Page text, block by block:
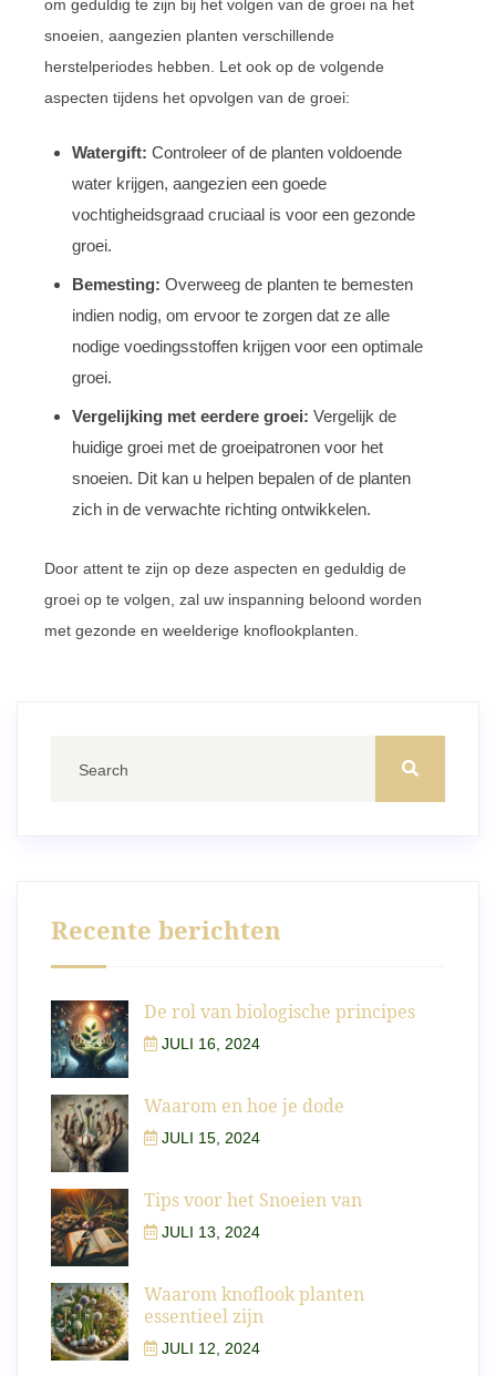
om geduldig te zijn bij het volgen van de groei na het
snoeien, aangezien planten verschillende
herstelperiodes hebben. Let ook op de volgende
aspecten tijdens het opvolgen van de groei:
Watergift: Controleer of de planten voldoende
water krijgen, aangezien een goede
vochtigheidsgraad cruciaal is voor een gezonde
groei.
Bemesting: Overweeg de planten te bemesten
indien nodig, om ervoor te zorgen dat ze alle
nodige voedingsstoffen krijgen voor een optimale
groei.
Vergelijking met eerdere groei: Vergelijk de
huidige groei met de groeipatronen voor het
snoeien. Dit kan u helpen bepalen of de planten
zich in de verwachte richting ontwikkelen.
Door attent te zijn op deze aspecten en geduldig de
groei op te volgen, zal uw inspanning beloond worden
met gezonde en weelderige knoflookplanten.
Recente berichten
De rol van biologische principes
JULI 16, 2024
Waarom en hoe je dode
JULI 15, 2024
Tips voor het Snoeien van
JULI 13, 2024
Waarom knoflook planten
essentieel zijn
JULI 12, 2024